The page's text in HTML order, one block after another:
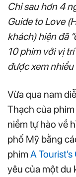
Chỉ sau hơn 4
Guide to Love
khách) hiện đã
10 phim với vị
được xem
Vừa qua nam
Thạch của
niềm tự hào về
phố Mỹ bằng
phim A
yêu của một du